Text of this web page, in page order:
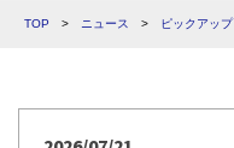
TOP > ニュース > ピックアップ